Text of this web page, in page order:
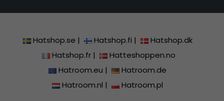
Hatshop.se | Hatshop.fi |
Hatshop.dk
Hatshop.fr|
Hatteshoppen.no
Hatroom.eu |
Hatroom.de
Hatroom.nl | Hatroom.pl